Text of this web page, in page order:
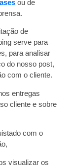
ou de
de
serve para
para analisar
do nosso post,
com o cliente.
entregas
cliente e sobre
com o
visualizar os